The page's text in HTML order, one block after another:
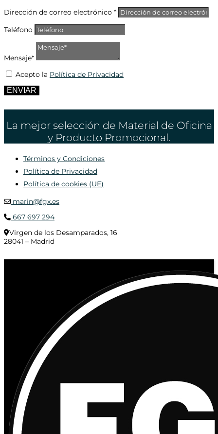
Dirección de correo electrónico *
Teléfono
Mensaje*
Acepto la Política de Privacidad
ENVIAR
La mejor selección de Material de Oficina
y Producto Promocional.
Términos y Condiciones
Política de Privacidad
Política de cookies (UE)
marin@fgx.es
667 697 294
Virgen de los Desamparados, 16
28041 – Madrid